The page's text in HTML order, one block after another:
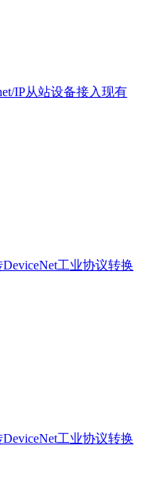
IP从站设备接入现有
工业协议转换
工业协议转换